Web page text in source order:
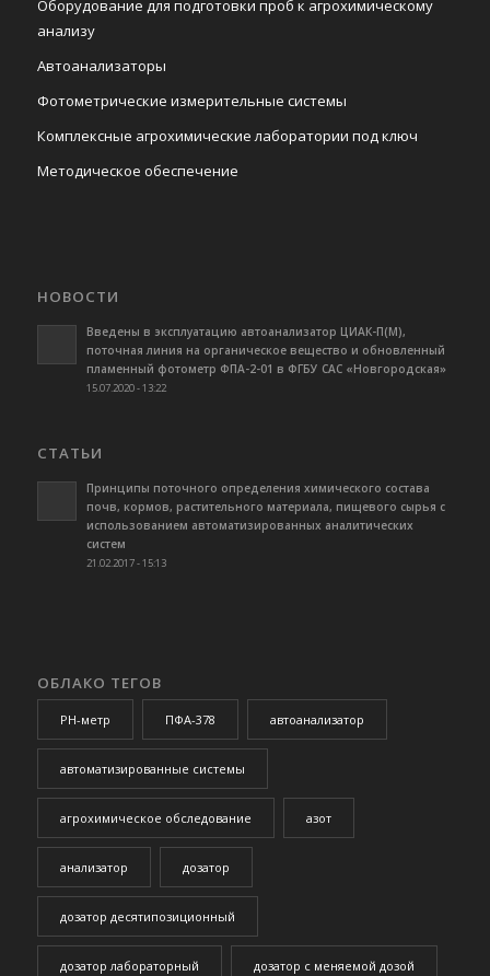
Оборудование для подготовки проб к агрохимическому
анализу
Автоанализаторы
Фотометрические измерительные системы
Комплексные агрохимические лаборатории под ключ
Методическое обеспечение
НОВОСТИ
Введены в эксплуатацию автоанализатор ЦИАК-П(М),
поточная линия на органическое вещество и обновленный
пламенный фотометр ФПА-2-01 в ФГБУ САС «Новгородская»
15.07.2020 - 13:22
СТАТЬИ
Принципы поточного определения химического состава
почв, кормов, растительного материала, пищевого сырья с
использованием автоматизированных аналитических
систем
21.02.2017 - 15:13
ОБЛАКО ТЕГОВ
PH-метр ПФА-378 автоанализатор
автоматизированные системы
агрохимическое обследование азот
анализатор дозатор
дозатор десятипозиционный
дозатор лабораторный дозатор с меняемой дозой